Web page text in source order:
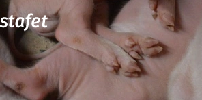
76ledige stillinger
/ Trainee